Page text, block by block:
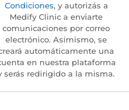
Condiciones, y autorizás a
Medify Clinic a enviarte
comunicaciones por correo
electrónico. Asimismo, se
automáticamente una
en nuestra plataforma
serás redirigido a la misma.